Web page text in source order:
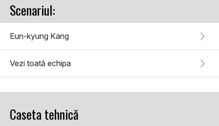
Scenariul:
Eun-kyung Kang
Vezi toată echipa
Caseta tehnică